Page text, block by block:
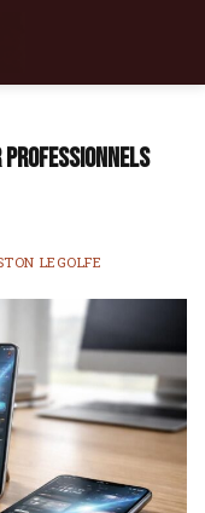
professionnels
LEGOLFE